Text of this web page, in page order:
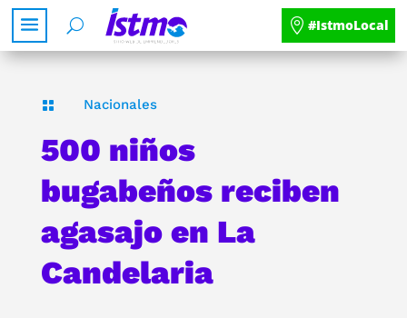
#IstmoLocal
 Nacionales
500 niños
bugabeños reciben
agasajo en La
Candelaria